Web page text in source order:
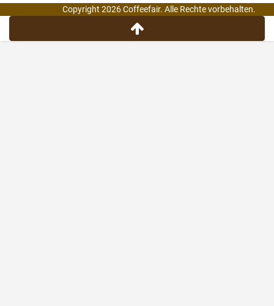
Copyright 2026 Coffeefair. Alle Rechte vorbehalten.